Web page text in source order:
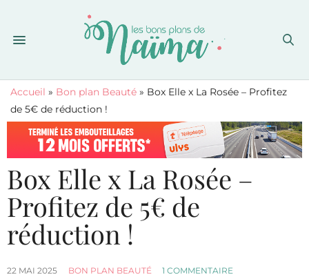
Accueil » Bon plan Beauté » Box Elle x La Rosée – Profitez
de 5€ de réduction !
Box Elle x La Rosée –
Profitez de 5€ de
réduction !
22 MAI 2025 BON PLAN BEAUTÉ 1 COMMENTAIRE